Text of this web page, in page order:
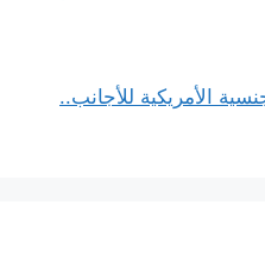
الأمريكية للأجانب..